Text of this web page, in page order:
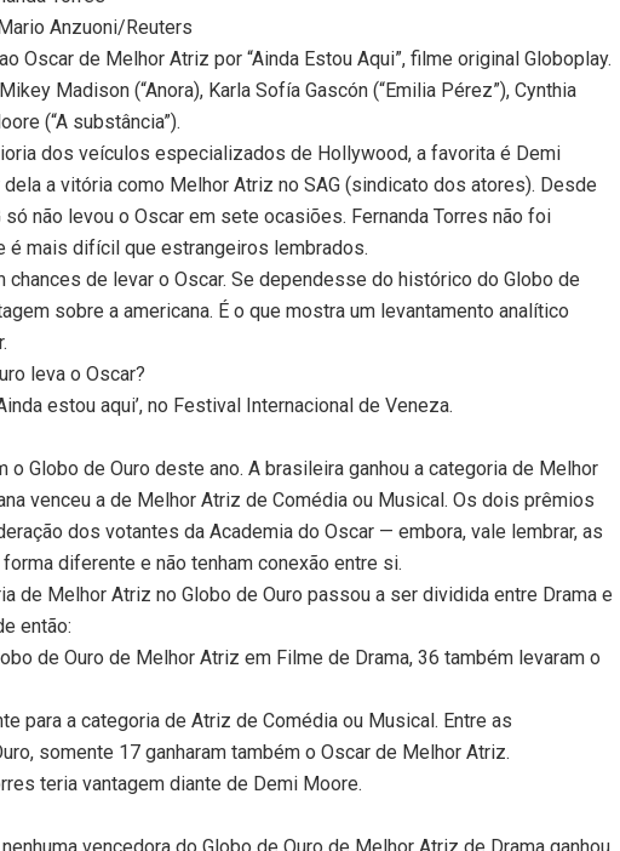
Anzuoni/Reuters
Oscar de Melhor Atriz por “Ainda Estou Aqui”, filme original Globoplay.
Madison (“Anora), Karla Sofía Gascón (“Emilia Pérez”), Cynthia
(“A substância”).
dos veículos especializados de Hollywood, a favorita é Demi
a vitória como Melhor Atriz no SAG (sindicato dos atores). Desde
só não levou o Oscar em sete ocasiões. Fernanda Torres não foi
é mais difícil que estrangeiros lembrados.
chances de levar o Oscar. Se dependesse do histórico do Globo de
sobre a americana. É o que mostra um levantamento analítico
leva o Oscar?
estou aqui’, no Festival Internacional de Veneza.
o Globo de Ouro deste ano. A brasileira ganhou a categoria de Melhor
venceu a de Melhor Atriz de Comédia ou Musical. Os dois prêmios
dos votantes da Academia do Oscar — embora, vale lembrar, as
diferente e não tenham conexão entre si.
de Melhor Atriz no Globo de Ouro passou a ser dividida entre Drama e
então:
de Ouro de Melhor Atriz em Filme de Drama, 36 também levaram o
para a categoria de Atriz de Comédia ou Musical. Entre as
somente 17 ganharam também o Oscar de Melhor Atriz.
teria vantagem diante de Demi Moore.